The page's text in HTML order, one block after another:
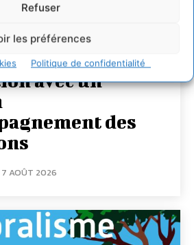
Refuser
les préférences
Politique de confidentialité
les
par le
et la
avec un
des
7 AOÛT 2026